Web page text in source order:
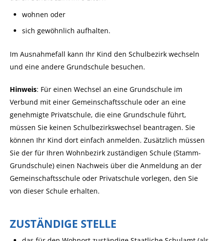
wohnen oder
sich gewöhnlich aufhalten.
Im Ausnahmefall kann Ihr Kind den Schulbezirk wechseln
und eine andere Grundschule besuchen.
Hinweis: Für einen Wechsel an eine Grundschule im
Verbund mit einer Gemeinschaftsschule oder an eine
genehmigte Privatschule, die eine Grundschule führt,
müssen Sie keinen Schulbezirkswechsel beantragen. Sie
können Ihr Kind dort einfach anmelden. Zusätzlich müssen
Sie der für Ihren Wohnbezirk zuständigen Schule (Stamm-
Grundschule) einen Nachweis über die Anmeldung an der
Gemeinschaftsschule oder Privatschule vorlegen, den Sie
von dieser Schule erhalten.
ZUSTÄNDIGE STELLE